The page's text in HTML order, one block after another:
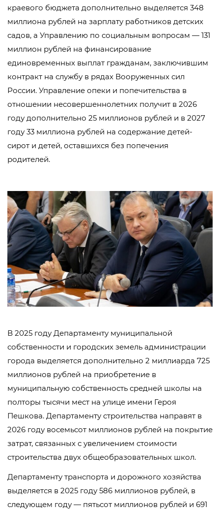
краевого бюджета дополнительно выделяется 348
миллиона рублей на зарплату работников детских
садов, а Управлению по социальным вопросам — 131
миллион рублей на финансирование
единовременных выплат гражданам, заключившим
контракт на службу в рядах Вооруженных сил
России. Управление опеки и попечительства в
отношении несовершеннолетних получит в 2026
году дополнительно 25 миллионов рублей и в 2027
году 33 миллиона рублей на содержание детей-
сирот и детей, оставшихся без попечения
родителей.
В 2025 году Департаменту муниципальной
собственности и городских земель администрации
города выделяется дополнительно 2 миллиарда 725
миллионов рублей на приобретение в
муниципальную собственность средней школы на
полторы тысячи мест на улице имени Героя
Пешкова. Департаменту строительства направят в
2026 году восемьсот миллионов рублей на покрытие
затрат, связанных с увеличением стоимости
строительства двух общеобразовательных школ.
Департаменту транспорта и дорожного хозяйства
выделяется в 2025 году 586 миллионов рублей, в
следующем году — пятьсот миллионов рублей и 691